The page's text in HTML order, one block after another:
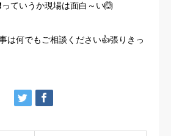
っていうか現場は面白～い🙆
は何でもご相談ください👍張りきっ